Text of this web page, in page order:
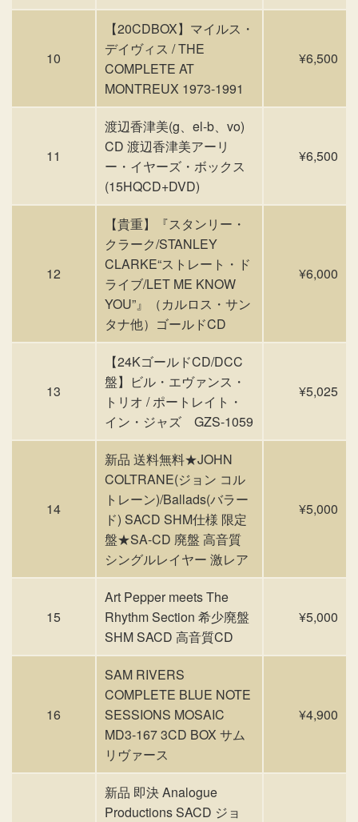
10
【20CDBOX】マイルス・
デイヴィス / THE
COMPLETE AT
MONTREUX 1973-1991
¥6,500
11
渡辺香津美(g、el-b、vo)
CD 渡辺香津美アーリ
ー・イヤーズ・ボックス
(15HQCD+DVD)
¥6,500
12
【貴重】『スタンリー・
クラーク/STANLEY
CLARKE“ストレート・ド
ライブ/LET ME KNOW
YOU”』（カルロス・サン
タナ他）ゴールドCD
¥6,000
13
【24KゴールドCD/DCC
盤】ビル・エヴァンス・
トリオ / ポートレイト・
イン・ジャズ GZS-1059
¥5,025
14
新品 送料無料★JOHN
COLTRANE(ジョン コル
トレーン)/Ballads(バラー
ド) SACD SHM仕様 限定
盤★SA-CD 廃盤 高音質
シングルレイヤー 激レア
¥5,000
15
Art Pepper meets The
Rhythm Section 希少廃盤
SHM SACD 高音質CD
¥5,000
16
SAM RIVERS
COMPLETE BLUE NOTE
SESSIONS MOSAIC
MD3-167 3CD BOX サム
リヴァース
¥4,900
新品 即決 Analogue
Productions SACD ジョ